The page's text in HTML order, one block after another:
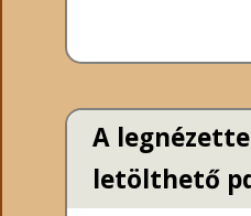
A
letölthető